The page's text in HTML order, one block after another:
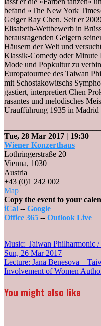
befand »The New York
Geiger Ray Chen. Seit er
Elisabeth-Wettbewerb in
herausragenden Geigern
Häusern der Welt und
Klassik-Comedy oder Minute
Mode und Popkultur zu
Europatournee des Taiwan
mit Schostakowitschs
gastiert, interpretiert Chen
rasantes und melodisches
Uraufführung 1935 in Madrid
Tue, 28 Mar 2017 | 19:30
Wiener Konzerthaus
Lothringerstraße 20
Vienna, 1030
Austria
+43 (0)1 242 002
MapWiener
Konzerthaus
Copy the event to your
iCal -- Google
Office 365 -- Outlook Live
Post
navigation
Music: Taiwan Philharmonic
Sun, 26 Mar 2017
Lecture: Jana Benesova –
Involvement of Women
You might also like